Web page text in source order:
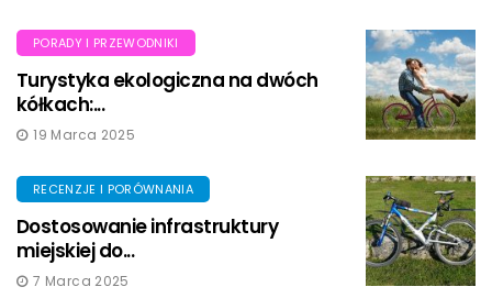
PORADY I PRZEWODNIKI
Turystyka ekologiczna na dwóch
kółkach:...
19 Marca 2025
RECENZJE I PORÓWNANIA
Dostosowanie infrastruktury
miejskiej do...
7 Marca 2025